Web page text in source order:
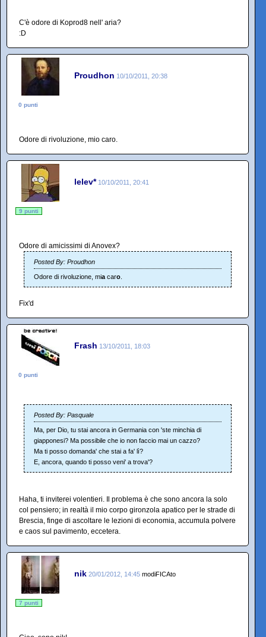
C'è odore di Koprod8 nell' aria?
:D
Proudhon 10/10/2011, 20:38
0 punti
Odore di rivoluzione, mio caro.
lelev* 10/10/2011, 20:41
9 punti
Odore di amicissimi di Anovex?
Posted By: Proudhon
Odore di rivoluzione, mia caro
Fix'd
Frash 13/10/2011, 18:03
0 punti
Posted By: Pasquale
Ma, per Dio, tu stai ancora in Germania con 'ste minchia di
giapponesi? Ma possibile che io non faccio mai un cazzo?
Ma ti posso domanda' che stai a fa' lì?
E, ancora, quando ti posso veni' a trova'?
Haha, ti inviterei volentieri. Il problema è che sono ancora la solo
col pensiero; in realtà il mio corpo gironzola apatico per le strade di
Brescia, finge di ascoltare le lezioni di economia, accumula polvere
e caos sul pavimento, eccetera.
nik 20/01/2012, 14:45 modiFICAto
7 punti